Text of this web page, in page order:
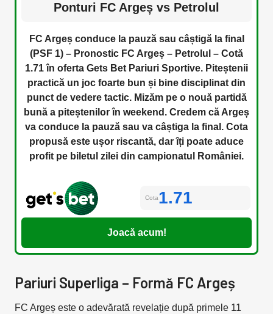
Ponturi FC Argeș vs Petrolul
FC Argeș conduce la pauză sau câștigă la final
(PSF 1) – Pronostic FC Argeș – Petrolul – Cotă
1.71 în oferta Gets Bet Pariuri Sportive. Piteștenii
practică un joc foarte bun și bine disciplinat din
punct de vedere tactic. Mizăm pe o nouă partidă
bună a piteștenilor în weekend. Credem că Argeș
va conduce la pauză sau va câștiga la final. Cota
propusă este ușor riscantă, dar îți poate aduce
profit pe biletul zilei din campionatul României.
Cota1.71
Joacă acum!
Pariuri Superliga – Formă FC Argeș
FC Argeș este o adevărată revelație după primele 11